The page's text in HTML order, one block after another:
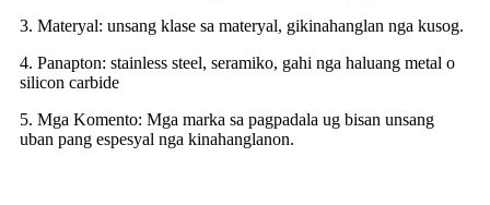
3. Materyal: unsang klase sa materyal, gikinahanglan nga kusog.
4. Panapton: stainless steel, seramiko, gahi nga haluang metal o
silicon carbide
5. Mga Komento: Mga marka sa pagpadala ug bisan unsang
uban pang espesyal nga kinahanglanon.